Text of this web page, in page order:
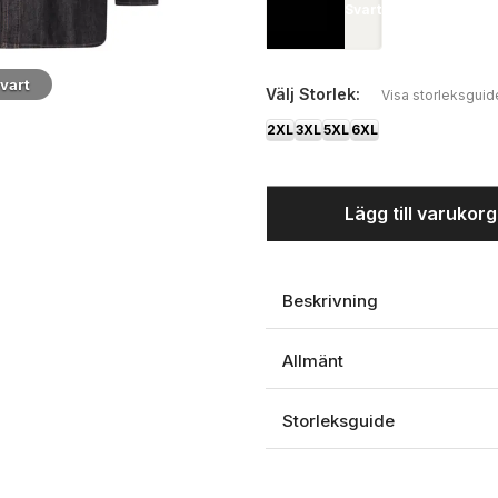
Svart
Välj Storlek: Visa
2XL3XL5XL 6XL
Lägg till
Beskrivning
Allmänt
Storleksguide